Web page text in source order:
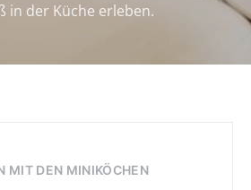
in der Küche erleben.
MIT DEN MINIKÖCHEN